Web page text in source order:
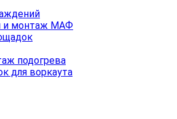
и монтаж МАФ
подогрева
для воркаута